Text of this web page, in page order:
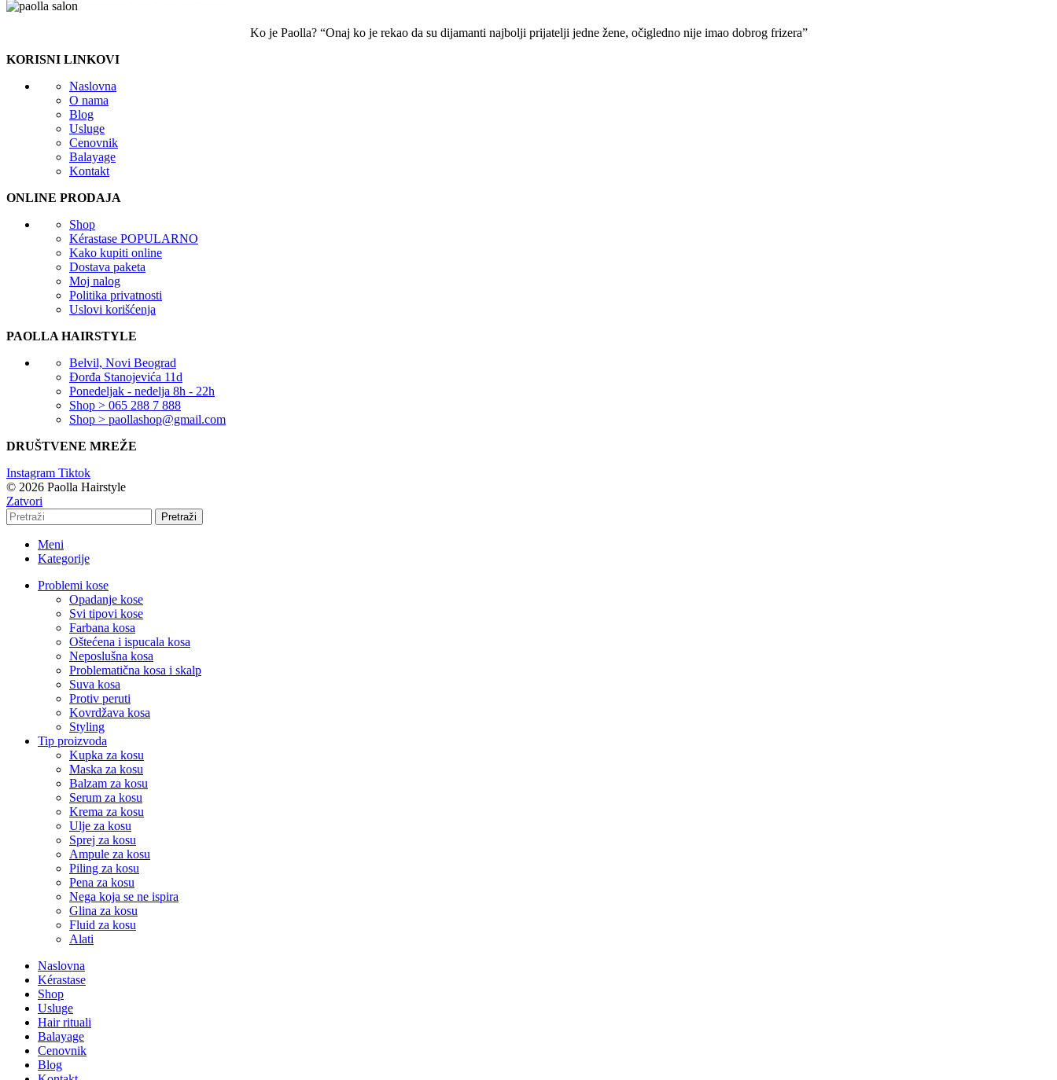
Ko je Paolla? “Onaj ko je rekao da su dijamanti najbolji prijatelji jedne žene, očigledno nije imao dobrog frizera”
KORISNI LINKOVI
Naslovna
O nama
Blog
Usluge
Cenovnik
Balayage
Kontakt
ONLINE PRODAJA
Shop
Kérastase POPULARNO
Kako kupiti online
Dostava paketa
Moj nalog
Politika privatnosti
Uslovi korišćenja
PAOLLA HAIRSTYLE
Belvil, Novi Beograd
Đorđa Stanojevića 11d
Ponedeljak - nedelja 8h - 22h
Shop > 065 288 7 888
Shop > paollashop@gmail.com
DRUŠTVENE MREŽE
Instagram Tiktok
© 2026 Paolla Hairstyle
Zatvori
Pretraži
Meni
Kategorije
Problemi kose
Opadanje kose
Svi tipovi kose
Farbana kosa
Oštećena i ispucala kosa
Neposlušna kosa
Problematična kosa i skalp
Suva kosa
Protiv peruti
Kovrdžava kosa
Styling
Tip proizvoda
Kupka za kosu
Maska za kosu
Balzam za kosu
Serum za kosu
Krema za kosu
Ulje za kosu
Sprej za kosu
Ampule za kosu
Piling za kosu
Pena za kosu
Nega koja se ne ispira
Glina za kosu
Fluid za kosu
Alati
Naslovna
Kérastase
Shop
Usluge
Hair rituali
Balayage
Cenovnik
Blog